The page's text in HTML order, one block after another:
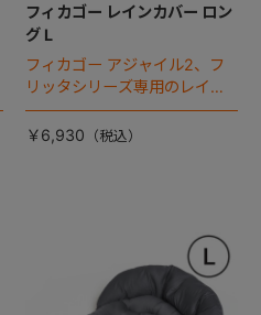
フィカゴー レインカバー ロン
グ L
フィカゴー アジャイル2、フ
リッタシリーズ専用のレイン
カバー。雨の日のお出かけも
安心。
￥6,930